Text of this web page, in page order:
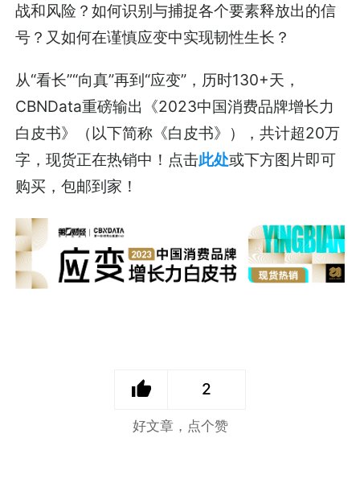
战和风险？如何识别与捕捉各个要素释放出的信
号？又如何在谨慎应变中实现韧性生长？
从“看长”“向真”再到“应变”，历时130+天，
CBNData重磅输出《2023中国消费品牌增长力
白皮书》（以下简称《白皮书》），共计超20万
字，现货正在热销中！点击此处或下方图片即可
购买，包邮到家！
2
好文章，点个赞